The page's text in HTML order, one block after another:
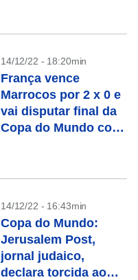
14/12/22 - 18:20min
França vence
Marrocos por 2 x 0 e
vai disputar final da
Copa do Mundo com
14/12/22 - 16:43min
Copa do Mundo:
Jerusalem Post,
jornal judaico,
declara torcida ao